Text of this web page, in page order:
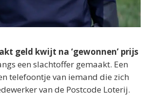
geld kwijt na ‘gewonnen’ prijs
een slachtoffer gemaakt. Een
telefoontje van iemand die zich
van de Postcode Loterij.